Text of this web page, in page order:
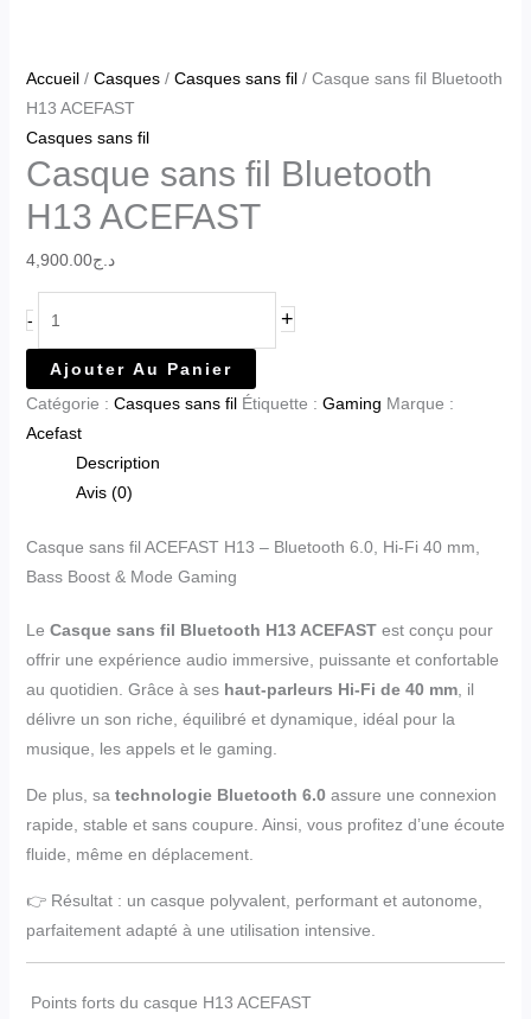
Accueil/ Casques/ Casques sans fil/ Casque sans fil Bluetooth
H13 ACEFAST
Casques sans fil
Casque sans fil Bluetooth
H13 ACEFAST
د.ج4,900.00
- +
Ajouter Au Panier
Catégorie : Casques sans fil Étiquette : Gaming Marque :
Acefast
Description
Avis (0)
Casque sans fil ACEFAST H13 – Bluetooth 6.0, Hi-Fi 40 mm,
Bass Boost & Mode Gaming
Le Casque sans fil Bluetooth H13 ACEFASTest conçu pour
offrir une expérience audio immersive, puissante et confortable
au quotidien. Grâce à ses haut-parleurs Hi-Fi de 40 mm, il
délivre un son riche, équilibré et dynamique, idéal pour la
musique, les appels et le gaming.
De plus, sa technologie Bluetooth 6.0assure une connexion
rapide, stable et sans coupure. Ainsi, vous profitez d’une écoute
fluide, même en déplacement.
👉 Résultat : un casque polyvalent, performant et autonome,
parfaitement adapté à une utilisation intensive.
Points forts du casque H13 ACEFAST